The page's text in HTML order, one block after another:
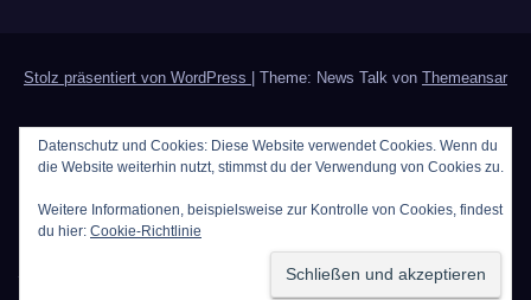
Stolz präsentiert von WordPress Theme: News Talk von Themeansar
Rechtliches / ImpressumRezepte für den Rettungsdienst
Sauerstoffberechnung Werbung auf Rettungsdienstblog.eu
Datenschutz und Cookies: Diese Website verwendet Cookies. Wenn du
die Website weiterhin nutzt, stimmst du der Verwendung von Cookies zu.
Weitere Informationen, beispielsweise zur Kontrolle von Cookies, findest
du hier: Cookie-Richtlinie